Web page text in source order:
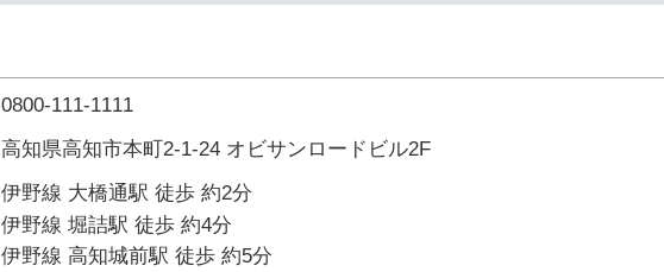
0800-111-1111
高知県高知市本町2-1-24 オビサンロードビル2F
伊野線 大橋通駅 徒歩 約2分
伊野線 堀詰駅 徒歩 約4分
伊野線 高知城前駅 徒歩 約5分